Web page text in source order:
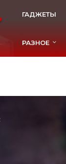
ГАДЖЕТЫ
РАЗНОЕ